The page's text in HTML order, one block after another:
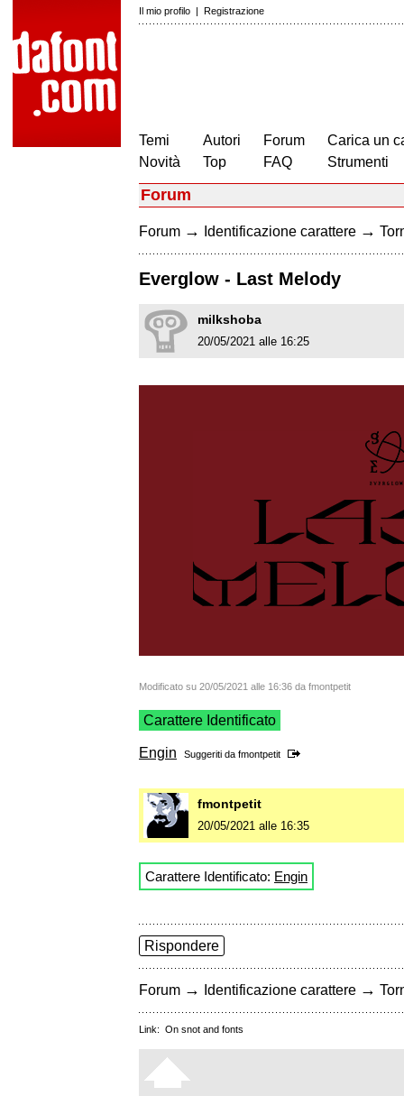
Il mio profilo | Registrazione
Temi
Novità
Autori
Top
Forum
FAQ
Carica un
Strumenti
Forum
Forum → Identificazione carattere →
Everglow - Last Melody
milkshoba
20/05/2021 alle 16:25
Modificato su 20/05/2021 alle 16:36 da fmontpetit
Carattere Identificato
Engin Suggeriti da fmontpetit
fmontpetit
20/05/2021 alle 16:35
Carattere Identificato: Engin
Rispondere
Forum → Identificazione carattere →
Link: On snot and fonts